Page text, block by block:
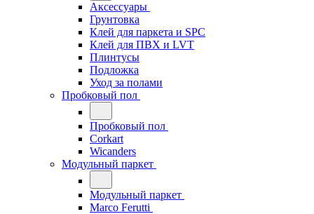
Аксессуары
Грунтовка
Клей для паркета и SPC
Клей для ПВХ и LVT
Плинтусы
Подложка
Уход за полами
Пробковый пол
Пробковый пол
Corkart
Wicanders
Модульный паркет
Модульный паркет
Marco Ferutti